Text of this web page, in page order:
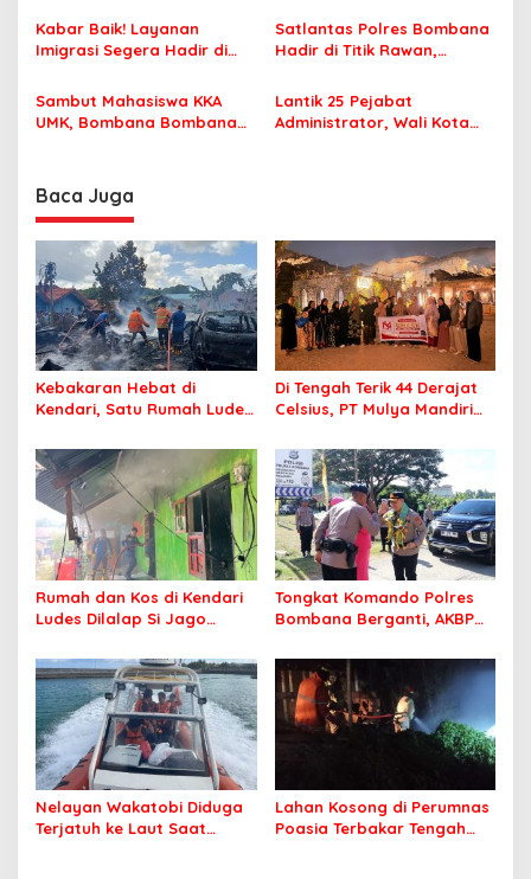
s
Jamaah Tetap Sehat dan
Nyaman Beribadah
Korupsi Jembatan Cirauci II
Kabar Baik! Layanan
Imigrasi Segera Hadir di
Perlu Lagi ke Kendari
Satlantas Polres Bombana
Hadir di Titik Rawan,
Sekolah dengan Aman
Sambut Mahasiswa KKA
UMK, Bombana Bombana
Lantik 25 Pejabat
Administrator, Wali Kota
Baca Juga
Kebakaran Hebat di
Kendari, Satu Rumah Ludes
Di Tengah Terik 44 Derajat
Celsius, PT Mulya Mandiri
Jamaah Tetap Sehat dan
Nyaman Beribadah
Rumah dan Kos di Kendari
Ludes Dilalap Si Jago
Tongkat Komando Polres
Bombana Berganti, AKBP
Kepolisian Bombana
Nelayan Wakatobi Diduga
Terjatuh ke Laut Saat
Lahan Kosong di Perumnas
Poasia Terbakar Tengah